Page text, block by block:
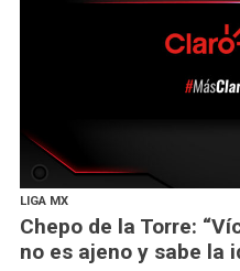
LIGA MX
Chepo de la Torre:
no es ajeno y sabe la